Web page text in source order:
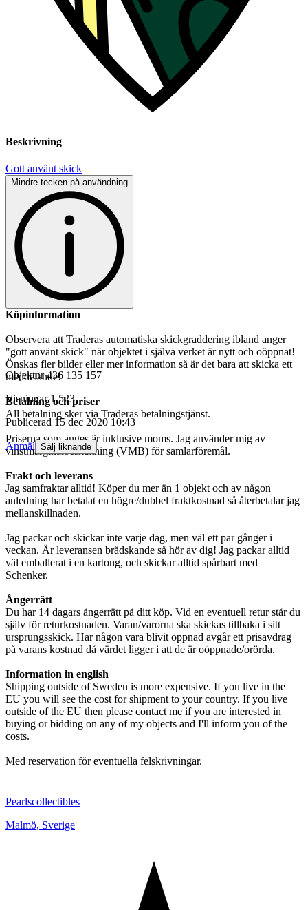
Beskrivning
Gott använt skick
Mindre tecken på användning
Köpinformation
Observera att Traderas automatiska skickgraddering ibland anger
"gott använt skick" när objektet i själva verket är nytt och oöppnat!
Önskas fler bilder eller mer information så är det bara att skicka ett
meddelande!
Betalning och priser
All betalning sker via Traderas betalningstjänst.
Priserna som anges är inklusive moms. Jag använder mig av
vinstmarginalbeskattning (VMB) för samlarföremål.
Frakt och leverans
Jag samfraktar alltid! Köper du mer än 1 objekt och av någon
anledning har betalat en högre/dubbel fraktkostnad så återbetalar jag
mellanskillnaden.
Jag packar och skickar inte varje dag, men väl ett par gånger i
veckan. Är leveransen brådskande så hör av dig! Jag packar alltid
väl emballerat i en kartong, och skickar alltid spårbart med
Schenker.
Ångerrätt
Du har 14 dagars ångerrätt på ditt köp. Vid en eventuell retur står du
själv för returkostnaden. Varan/varorna ska skickas tillbaka i sitt
ursprungsskick. Har någon vara blivit öppnad avgår ett prisavdrag
på varans kostnad då värdet ligger i att de är oöppnade/orörda.
Information in english
Shipping outside of Sweden is more expensive. If you live in the
EU you will see the cost for shipment to your country. If you live
outside of the EU then please contact me if you are interested in
buying or bidding on any of my objects and I'll inform you of the
costs.
Med reservation för eventuella felskrivningar.
Objektnr 436 135 157
Visningar 1 523
Publicerad 15 dec 2020 10:43
Anmäl Sälj liknande
Pearlscollectibles
Malmö, Sverige